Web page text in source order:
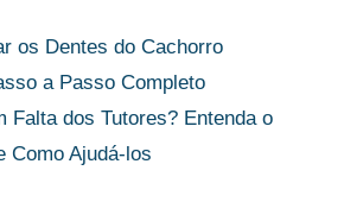
os Dentes do Cachorro
a Passo Completo
Falta dos Tutores? Entenda o
Como Ajudá-los